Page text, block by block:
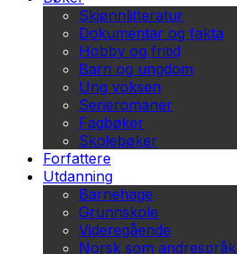
Skjønnlitteratur
Dokumentar og fakta
Hobby og fritid
Barn og ungdom
Ung voksen
Serieromaner
Fagbøker
Skolebøker
Forfattere
Utdanning
Barnehage
Grunnskole
Videregående
Norsk som andrespråk